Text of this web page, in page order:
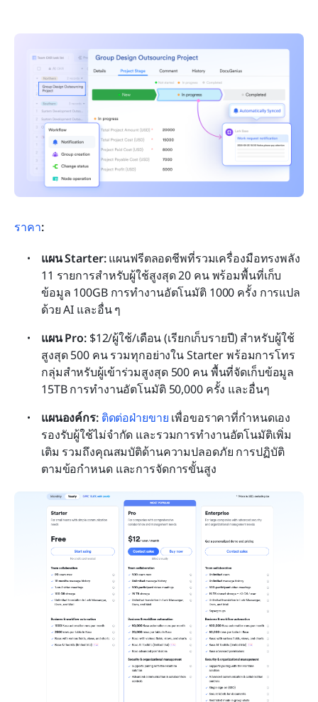
ราคา:
แผน Starter: แผนฟรีตลอดชีพที่รวมเครื่องมือทรงพลัง
11 รายการสำหรับผู้ใช้สูงสุด 20 คน พร้อมพื้นที่เก็บ
ข้อมูล 100GB การทำงานอัตโนมัติ 1000 ครั้ง การแปล
ด้วย AI และอื่น ๆ
แผน Pro: $12/ผู้ใช้/เดือน (เรียกเก็บรายปี) สำหรับผู้ใช้
สูงสุด 500 คน รวมทุกอย่างใน Starter พร้อมการโทร
กลุ่มสำหรับผู้เข้าร่วมสูงสุด 500 คน พื้นที่จัดเก็บข้อมูล
15TB การทำงานอัตโนมัติ 50,000 ครั้ง และอื่นๆ
แผนองค์กร: ติดต่อฝ่ายขาย เพื่อขอราคาที่กำหนดเอง
รองรับผู้ใช้ไม่จำกัด และรวมการทำงานอัตโนมัติเพิ่ม
เติม รวมถึงคุณสมบัติด้านความปลอดภัย การปฏิบัติ
ตามข้อกำหนด และการจัดการขั้นสูง